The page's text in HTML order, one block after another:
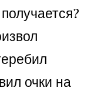
очки на